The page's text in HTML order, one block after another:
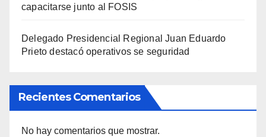
capacitarse junto al FOSIS
Delegado Presidencial Regional Juan Eduardo
Prieto destacó operativos se seguridad
Recientes Comentarios
No hay comentarios que mostrar.